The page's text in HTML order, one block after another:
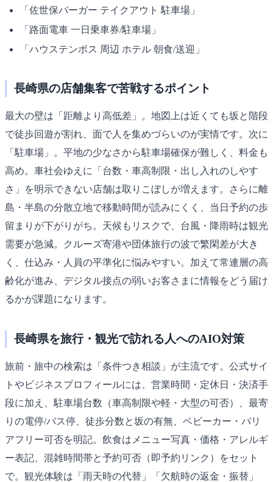
「佐世保バーガー テイクアウト 駐車場」
「路面電車 一日乗車券/駐車場」
「ハウステンボス 周辺 ホテル 朝食/送迎」
長崎県の店舗集客で苦戦するポイント
最大の壁は「距離より高低差」。地図上は近くても坂と階段
で徒歩回遊が割れ、面で人を集めづらいのが実情です。次に
「駐車場」。平地の少なさから駐車場確保が難しく、料金も
高め。車社会ゆえに「台数・車高制限・出し入れのしやす
さ」を明示できない店舗は取りこぼしが増えます。さらに離
島・半島の分散立地で移動時間が読みにくく、当日予約の歩
留まりが下がりがち。天候もリスクで、台風・降雨時は観光
需要が急減。クルーズ寄港や団体旅行の波で繁閑差が大き
く、仕込み・人員の平準化に悩みやすい。加えて常連層の高
齢化が進み、デジタル接点の弱いお客さまに情報をどう届け
るかが課題になります。
長崎県を旅行・観光で訪れる人へのAIO対策
旅前・旅中の検索は「条件つき相談」が主流です。公式サイ
トやビジネスプロフィールには、営業時間・定休日・決済手
段に加え、駐車場台数（車高制限や軽・大型の可否）、最寄
りの電停/バス停、徒歩分数と坂の有無、ベビーカー・バリ
アフリー可否を明記。飲食はメニュー写真・価格・アレルギ
ー表記、混雑時間帯と予約可否（即予約リンク）をセット
で。観光体験は「雨天時の代替」「欠航時の返金・振替」